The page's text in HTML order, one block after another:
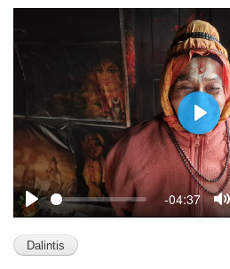
P
l
a
-04:37
P
l
a
y